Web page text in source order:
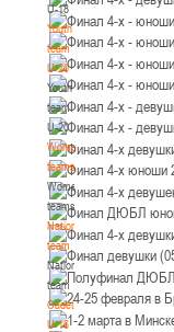
U-18
Youth
team
U-20
Youth
team
U-20
Women's
teams
Women's
teams
National
team
National
team
Cadets
U-16
Уральская 3А
II тур – юноши 2014-2015
ул. Пушкина, д. 27
IV тур – юноши 2012-2013
Уральская 3А